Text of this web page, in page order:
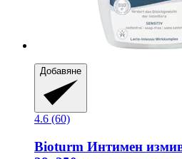
Добавяне
4.6 (60)
Bioturm Интимен